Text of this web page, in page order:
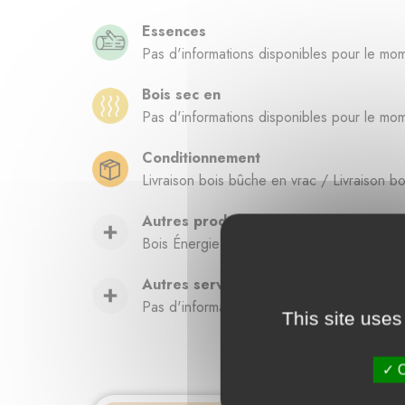
Essences
Pas d'informations disponibles pour le
Bois sec en
Pas d'informations disponibles pour le
Conditionnement
Livraison bois bûche en vrac / Livraison
Autres produits
Bois Énergie / Bois bûche / Sec /
Autres services
Pas d'informations disponibles pour le
This site